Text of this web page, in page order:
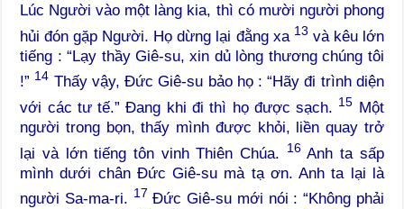
Lúc Người vào một làng kia, thì có mười người phong
hủi đón gặp Người. Họ dừng lại đằng xa 13 và kêu lớn
tiếng : “Lạy thầy Giê-su, xin dủ lòng thương chúng tôi
!” 14 Thấy vậy, Đức Giê-su bảo họ : “Hãy đi trình diện
với các tư tế.” Đang khi đi thì họ được sạch. 15 Một
người trong bọn, thấy mình được khỏi, liền quay trở
lại và lớn tiếng tôn vinh Thiên Chúa.
16Anh ta sấp
mình dưới chân Đức Giê-su mà tạ ơn. Anh ta lại là
người Sa-ma-ri. 17 Đức Giê-su mới nói : “Không phải